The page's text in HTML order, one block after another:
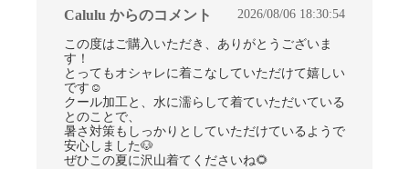
Calulu からのコメント 2026/08/06 18:30:54
この度はご購入いただき、ありがとうございま
す！
とってもオシャレに着こなしていただけて嬉しい
です☺
クール加工と、水に濡らして着ていただいている
とのことで、
暑さ対策もしっかりとしていただけているようで
安心しました🐶
ぜひこの夏に沢山着てくださいね🌻